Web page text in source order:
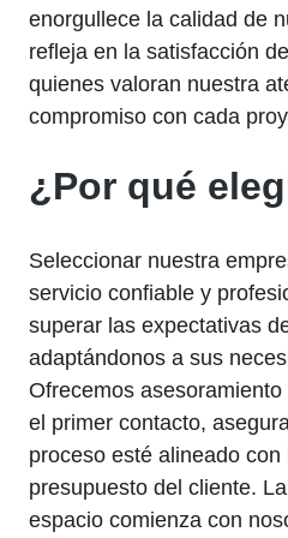
enorgullece la calidad de
refleja en la satisfacción
quienes valoran nuestra
compromiso con cada
¿Por qué
Seleccionar nuestra
servicio confiable y
superar las expectativas
adaptándonos a sus
Ofrecemos
el primer contacto,
proceso esté alineado
presupuesto del cliente.
espacio comienza con